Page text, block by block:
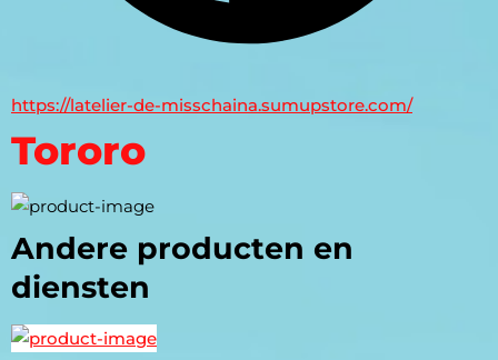
https://latelier-de-misschaina.sumupstore.com/
Tororo
Andere producten en
diensten